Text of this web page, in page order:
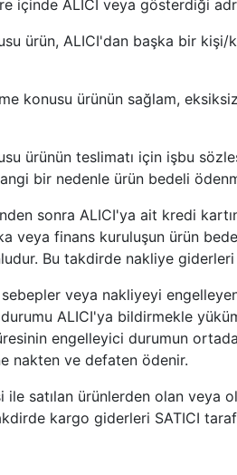
içinde ALICI veya gösterdiği
ürün, ALICI'dan başka bir
konusu ürünün sağlam,
ürünün teslimatı için işbu
bir nedenle ürün bedeli
sonra ALICI'ya ait kredi
veya finans kuruluşun ürün
Bu takdirde nakliye
veya nakliyeyi
ALICI'ya bildirmekle
engelleyici durumun
nakten ve defaten ödenir.
satılan ürünlerden olan veya
kargo giderleri SATICI